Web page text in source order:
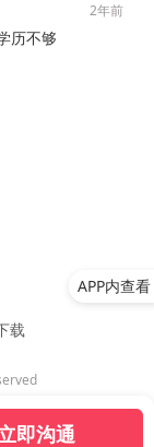
APP内查看
历不够
2年前
即沟通
载